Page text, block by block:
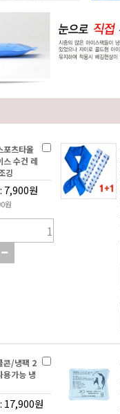
포츠타올
스 수건 레
깅
7,900원
원
콘/냉팩 2
용가능 냉
17,900원